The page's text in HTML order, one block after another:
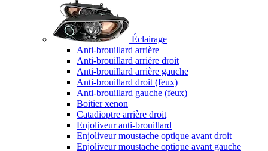
Éclairage
Anti-brouillard arrière
Anti-brouillard arrière droit
Anti-brouillard arrière gauche
Anti-brouillard droit (feux)
Anti-brouillard gauche (feux)
Boitier xenon
Catadioptre arrière droit
Enjoliveur anti-brouillard
Enjoliveur moustache optique avant droit
Enjoliveur moustache optique avant gauche